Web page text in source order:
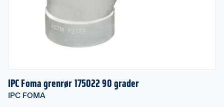
IPC Foma grenrør 175022 90 grader
IPC FOMA